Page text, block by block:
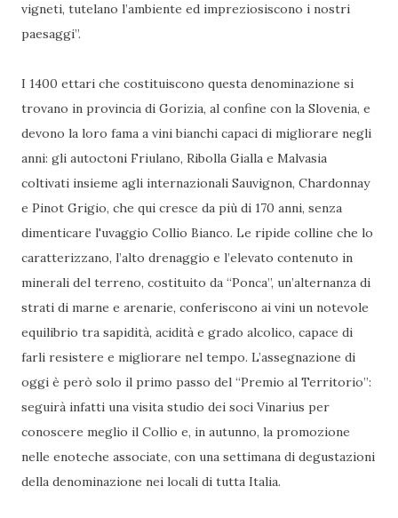
vigneti, tutelano l’ambiente ed impreziosiscono i nostri
paesaggi”.
I 1400 ettari che costituiscono questa denominazione si
trovano in provincia di Gorizia, al confine con la Slovenia, e
devono la loro fama a vini bianchi capaci di migliorare negli
anni: gli autoctoni Friulano, Ribolla Gialla e Malvasia
coltivati insieme agli internazionali Sauvignon, Chardonnay
e Pinot Grigio, che qui cresce da più di 170 anni, senza
dimenticare l'uvaggio Collio Bianco. Le ripide colline che lo
caratterizzano, l’alto drenaggio e l’elevato contenuto in
minerali del terreno, costituito da “Ponca”, un’alternanza di
strati di marne e arenarie, conferiscono ai vini un notevole
equilibrio tra sapidità, acidità e grado alcolico, capace di
farli resistere e migliorare nel tempo. L’assegnazione di
oggi è però solo il primo passo del “Premio al Territorio”:
seguirà infatti una visita studio dei soci Vinarius per
conoscere meglio il Collio e, in autunno, la promozione
nelle enoteche associate, con una settimana di degustazioni
della denominazione nei locali di tutta Italia.